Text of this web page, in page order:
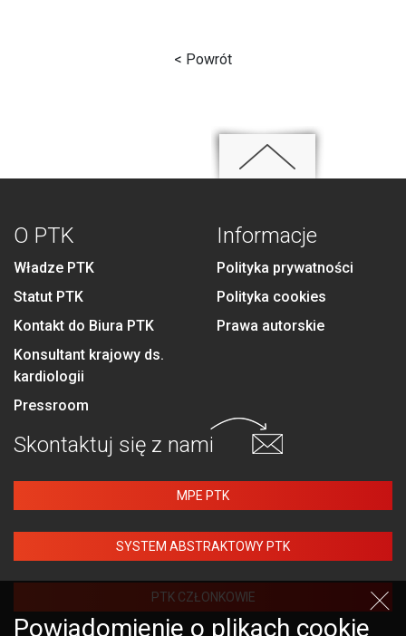
< Powrót
O PTK
Władze PTK
Statut PTK
Kontakt do Biura PTK
Konsultant krajowy ds.
kardiologii
Pressroom
Informacje
Polityka prywatności
Polityka cookies
Prawa autorskie
Skontaktuj się z nami
MPE PTK
SYSTEM ABSTRAKTOWY PTK
PTK CZŁONKOWIE
Powiadomienie o plikach cookie